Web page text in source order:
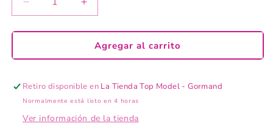
Reducir
cantidad
para
World
doble
marrón
MINI
Aumentar
cantidad
para
Dino
World
doble
marrón
MINI
Agregar al carrito
Retiro disponible en La Tienda Top Model - Gormand
Normalmente está listo en 4 horas
Ver información de la tienda